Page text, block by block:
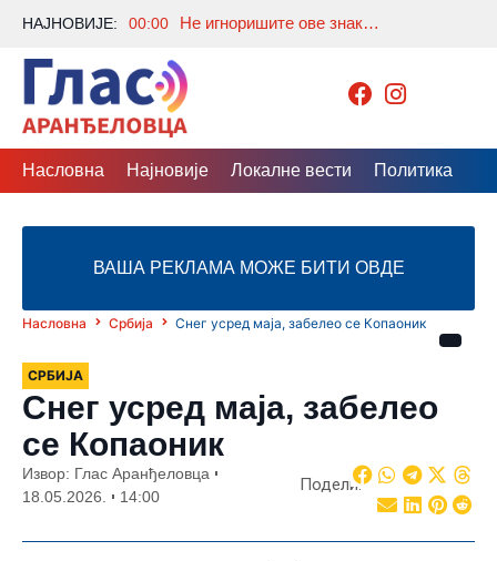
НАЈНОВИЈЕ: 00:00 Не игноришите ове знакове: Шта значи када се пробудите тачно у 3 сата ујутру?
Насловна Најновије Локалне вести Политика
ВАША РЕКЛАМА МОЖЕ БИТИ ОВДЕ
Насловна Србија Снег усред маја, забелео се Копаоник
СРБИЈА
Снег усред маја, забелео
се Копаоник
Извор: Глас Аранђеловца
18.05.2026.
14:00
Подели: